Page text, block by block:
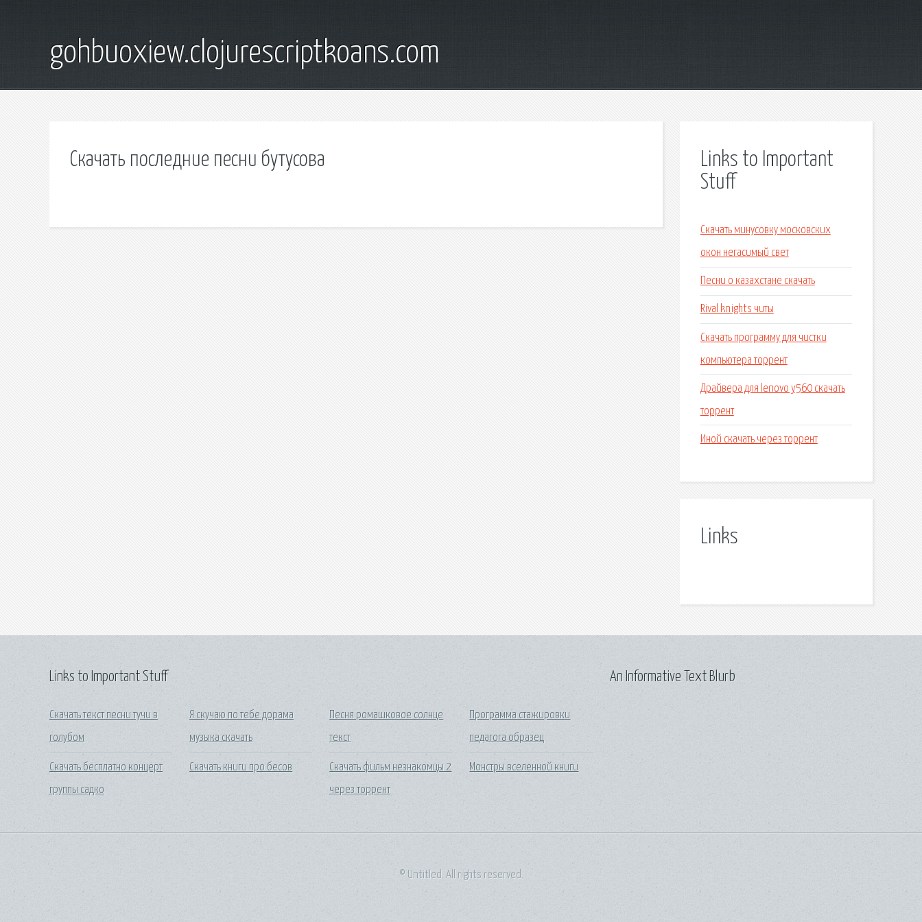
gohbuoxiew.clojurescriptkoans.com
Скачать последние песни бутусова
Links to Important
Stuff
Скачать минусовку московских
окон негасимый свет
Песни о казахстане скачать
Rival knights читы
Скачать программу для чистки
компьютера торрент
Драйвера для lenovo y560 скачать
торрент
Иной скачать через торрент
Links
Links to Important Stuff
Скачать текст песни тучи в
голубом
Скачать бесплатно концерт
группы садко
Я скучаю по тебе дорама
музыка скачать
Скачать книги про бесов
Песня ромашковое солнце
текст
Скачать фильм незнакомцы 2
через торрент
Программа стажировки
педагога образец
Монстры вселенной книги
An Informative Text Blurb
© Untitled. All rights reserved.